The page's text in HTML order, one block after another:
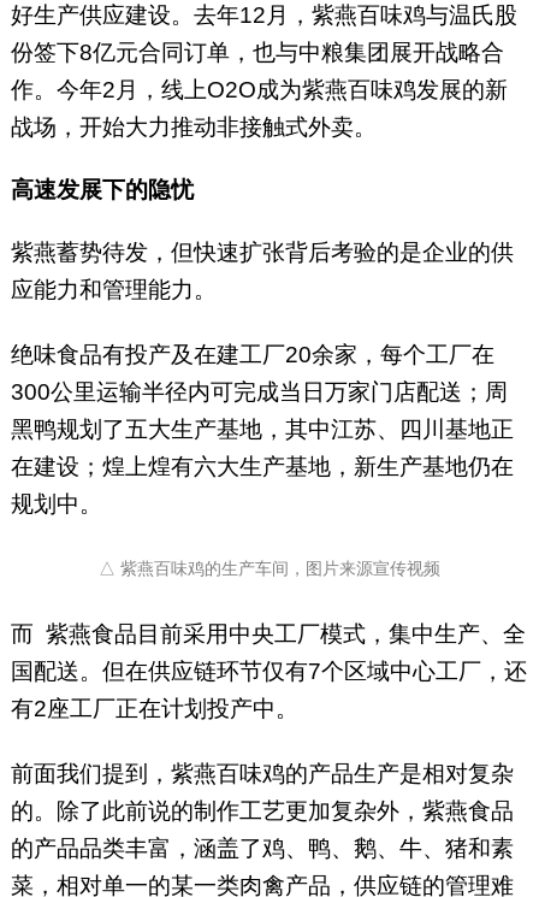
好生产供应建设。去年12月，紫燕百味鸡与温氏股
份签下8亿元合同订单，也与中粮集团展开战略合
作。今年2月，线上O2O成为紫燕百味鸡发展的新
战场，开始大力推动非接触式外卖。
高速发展下的隐忧
紫燕蓄势待发，但快速扩张背后考验的是企业的供
应能力和管理能力。
绝味食品有投产及在建工厂20余家，每个工厂在
300公里运输半径内可完成当日万家门店配送；周
黑鸭规划了五大生产基地，其中江苏、四川基地正
在建设；煌上煌有六大生产基地，新生产基地仍在
规划中。
△ 紫燕百味鸡的生产车间，图片来源宣传视频
而 紫燕食品目前采用中央工厂模式，集中生产、全
国配送。但在供应链环节仅有7个区域中心工厂，还
有2座工厂正在计划投产中。
前面我们提到，紫燕百味鸡的产品生产是相对复杂
的。除了此前说的制作工艺更加复杂外，紫燕食品
的产品品类丰富，涵盖了鸡、鸭、鹅、牛、猪和素
菜，相对单一的某一类肉禽产品，供应链的管理难